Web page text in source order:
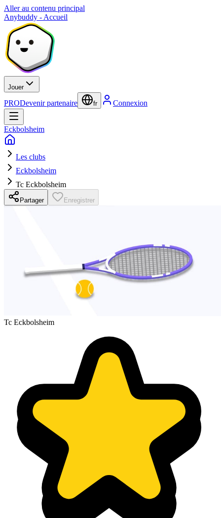
Aller au contenu principal
Anybuddy - Accueil
Jouer
PRODevenir partenaire fr Connexion
Eckbolsheim
Les clubs
Eckbolsheim
Tc Eckbolsheim
Partager Enregistrer
Tc Eckbolsheim